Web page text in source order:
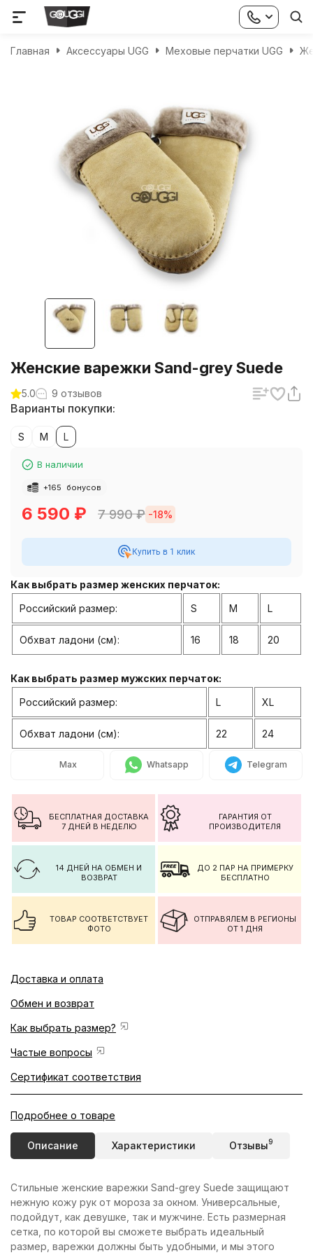
Главная Аксессуары UGG Меховые перчатки UGG
Женские варежки Sand-grey Suede
5.0 9 отзывов
Варианты покупки:
S M L
В наличии
+165 бонусов
6 590 ₽ 7 990₽ -18%
Купить в 1 клик
Как выбрать размер женских перчаток:
Российский размер:
S M L
Обхват ладони (см): 16 18 20
Как выбрать размер мужских перчаток:
Российский размер:
L XL
Обхват ладони (см): 22 24
Max Whatsapp Telegram
БЕСПЛАТНАЯ ДОСТАВКА
7 ДНЕЙ В НЕДЕЛЮ
ГАРАНТИЯ ОТ
ПРОИЗВОДИТЕЛЯ
14 ДНЕЙ НА ОБМЕН И
ВОЗВРАТ
ДО 2 ПАР НА ПРИМЕРКУ
БЕСПЛАТНО
ТОВАР СООТВЕТСТВУЕТ
ФОТО
ОТПРАВЯЛЕМ В РЕГИОНЫ
ОТ 1 ДНЯ
Доставка и оплата
Обмен и возврат
Как выбрать размер?
Частые вопросы
Сертификат соответствия
Подробнее о товаре
Описание Характеристики Отзывы9
Стильные женские варежки Sand-grey Suede защищают
нежную кожу рук от мороза за окном. Универсальные,
подойдут, как девушке, так и мужчине. Есть размерная
сетка, по которой вы сможете выбрать идеальный
размер, варежки должны быть удобными, и мы этого